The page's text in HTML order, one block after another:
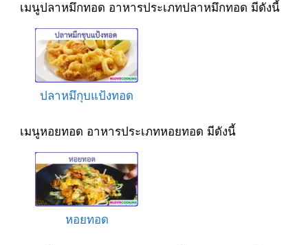
เมนูปลาหมึกทอด อาหารประเภทปลาหมึกทอด มีดังนี้
ปลาหมึกุบแป้งทอด
เมนูหอยทอด อาหารประเภทหอยทอด มีดังนี้
หอยทอด